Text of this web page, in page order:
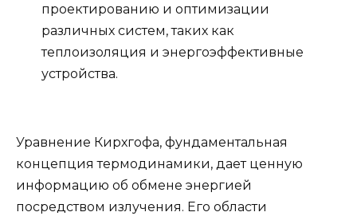
проектированию и оптимизации
различных систем, таких как
теплоизоляция и энергоэффективные
устройства.
Уравнение Кирхгофа, фундаментальная
концепция термодинамики, дает ценную
информацию об обмене энергией
посредством излучения. Его области